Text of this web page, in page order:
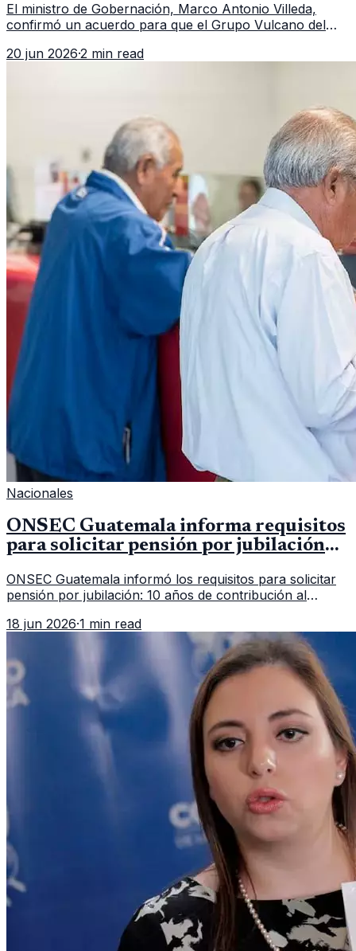
El ministro de Gobernación, Marco Antonio Villeda,
confirmó un acuerdo para que el Grupo Vulcano del
fallido con la administración anterior del Ministerio
20 jun 2026·2 min read
Nacionales
ONSEC Guatemala informa requisitos
para solicitar pensión por jubilación
ONSEC Guatemala informó los requisitos para solicitar
pensión por jubilación: 10 años de contribución al
importar edad.
18 jun 2026·1 min read